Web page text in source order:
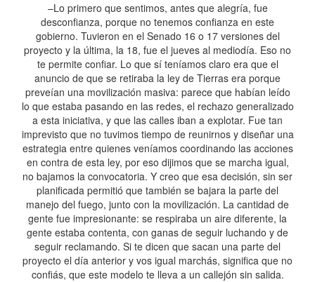
–Lo primero que sentimos, antes que alegría, fue
desconfianza, porque no tenemos confianza en este
gobierno. Tuvieron en el Senado 16 o 17 versiones del
proyecto y la última, la 18, fue el jueves al mediodía. Eso no
te permite confiar. Lo que sí teníamos claro era que el
anuncio de que se retiraba la ley de Tierras era porque
preveían una movilización masiva: parece que habían leído
lo que estaba pasando en las redes, el rechazo generalizado
a esta iniciativa, y que las calles iban a explotar. Fue tan
imprevisto que no tuvimos tiempo de reunirnos y diseñar una
estrategia entre quienes veníamos coordinando las acciones
en contra de esta ley, por eso dijimos que se marcha igual,
no bajamos la convocatoria. Y creo que esa decisión, sin ser
planificada permitió que también se bajara la parte del
manejo del fuego, junto con la movilización. La cantidad de
gente fue impresionante: se respiraba un aire diferente, la
gente estaba contenta, con ganas de seguir luchando y de
seguir reclamando. Si te dicen que sacan una parte del
proyecto el día anterior y vos igual marchás, significa que no
confiás, que este modelo te lleva a un callejón sin salida.